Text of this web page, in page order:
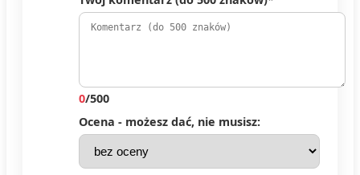
0/500
Ocena - możesz dać, nie musisz: